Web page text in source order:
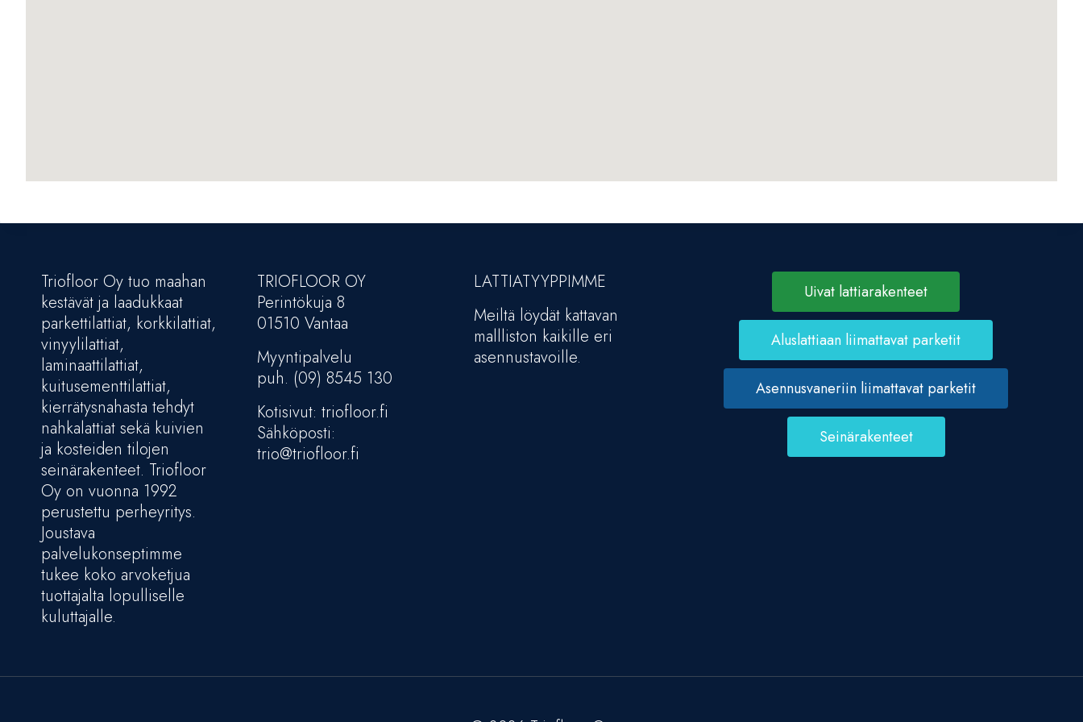
Triofloor Oy tuo maahan
kestävät ja laadukkaat
parkettilattiat, korkkilattiat,
vinyylilattiat,
laminaattilattiat,
kuitusementtilattiat,
kierrätysnahasta tehdyt
nahkalattiat sekä kuivien
ja kosteiden tilojen
seinärakenteet. Triofloor
Oy on vuonna 1992
perustettu perheyritys.
Joustava
palvelukonseptimme
tukee koko arvoketjua
tuottajalta lopulliselle
kuluttajalle.
TRIOFLOOR OY
Perintökuja 8
01510 Vantaa
Myyntipalvelu
puh. (09) 8545 130
Kotisivut: triofloor.fi
Sähköposti:
trio@triofloor.fi
LATTIATYYPPIMME
Meiltä löydät kattavan
mallliston kaikille eri
asennustavoille.
Uivat lattiarakenteet
Aluslattiaan liimattavat parketit
Asennusvaneriin liimattavat parketit
Seinärakenteet